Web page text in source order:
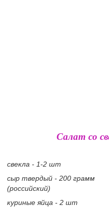
Салат со
свекла - 1-2 шт
сыр твердый - 200 грамм
(российский)
куриные яйца - 2 шт